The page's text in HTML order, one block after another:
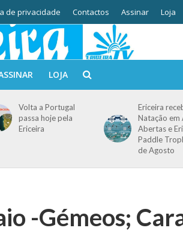
de privacidade Contactos Assinar Loja
LOJA
Volta a Portugal
passa hoje pela
Ericeira
Ericeira
Natação em
Abertas e
Paddle
de Agosto
-Gémeos;